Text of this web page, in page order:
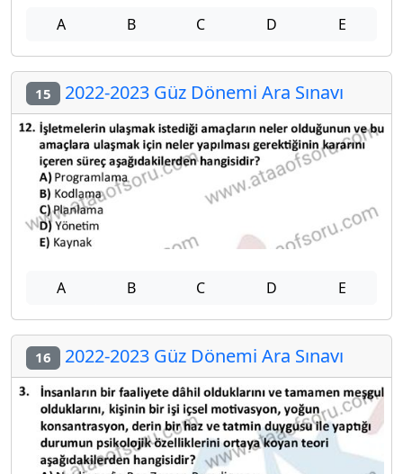
A B C D E
15 2022-2023 Güz Dönemi Ara Sınavı
A B C D E
16 2022-2023 Güz Dönemi Ara Sınavı